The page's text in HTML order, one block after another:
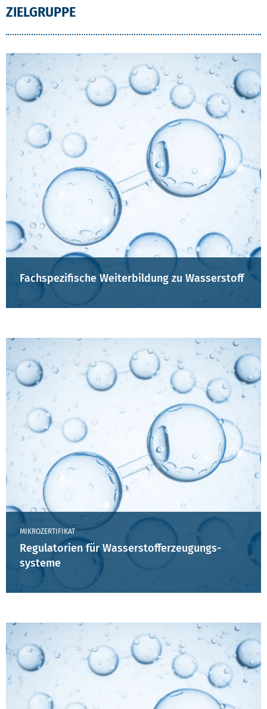
ZIELGRUPPE
Fachspezifische Weiterbildung zu Wasserstoff
MIKROZERTIFIKAT
Regulatorien für Wasserstofferzeugungs-
systeme